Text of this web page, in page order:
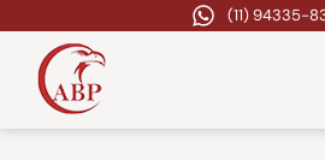
(11) 94335-